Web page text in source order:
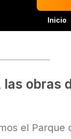
Inicio
las obras
el